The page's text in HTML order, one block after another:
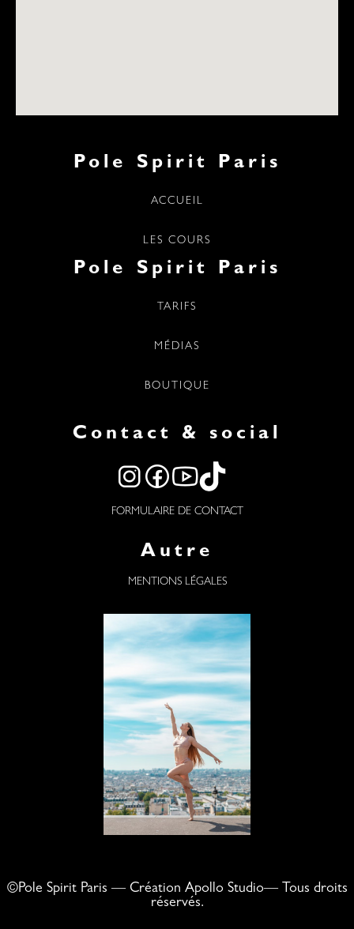
Pole Spirit Paris
ACCUEIL
LES COURS
Pole Spirit Paris
TARIFS
MÉDIAS
BOUTIQUE
Contact & social
FORMULAIRE DE CONTACT
Autre
MENTIONS LÉGALES
©Pole Spirit Paris — Création Apollo Studio— Tous droits
réservés.